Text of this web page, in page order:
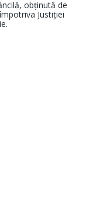
obținută de
Justiției